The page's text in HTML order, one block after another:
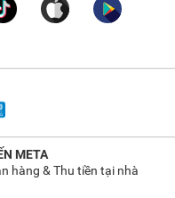
META
hàng & Thu tiền tại nhà